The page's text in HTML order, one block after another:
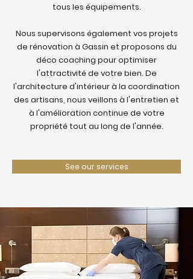
tous les équipements.
Nous supervisons également vos projets
de rénovation à Gassin et proposons du
déco coaching pour optimiser
l'attractivité de votre bien. De
l'architecture d'intérieur à la coordination
des artisans, nous veillons à l'entretien et
à l'amélioration continue de votre
propriété tout au long de l'année.
See our services